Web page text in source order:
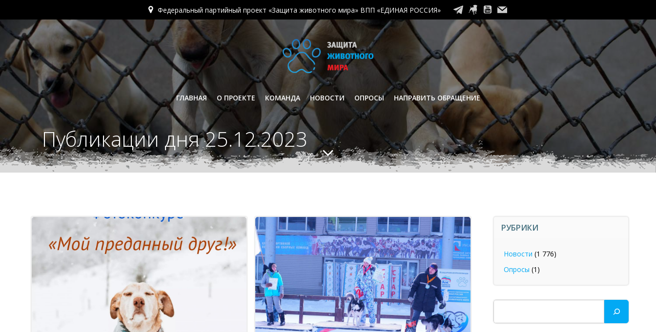
к
содержимому
Федеральный партийный проект «Защита животного мира» ВПП «ЕДИНАЯ РОССИЯ»
ГЛАВНАЯ О ПРОЕКТЕ КОМАНДА НОВОСТИ ОПРОСЫ НАПРАВИТЬ ОБРАЩЕНИЕ
Публикации дня 25.12.2023
РУБРИКИ
Новости (1 776)
Опросы (1)
Поиск